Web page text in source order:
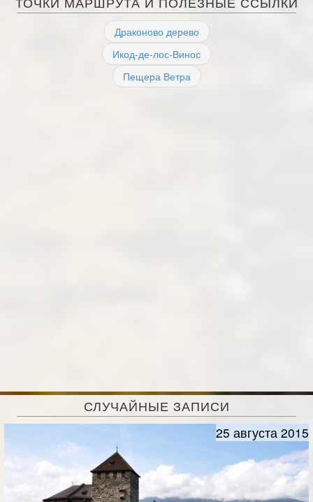
Драконово дерево
Икод-де-лос-Винос
Пещера Ветра
СЛУЧАЙНЫЕ ЗАПИСИ
25 августа 2015